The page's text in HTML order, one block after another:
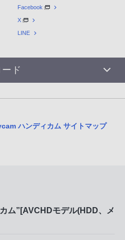
Facebook
X
LINE
ド
ハンディカム サイトマップ
ム”[AVCHDモデル(HDD、メ